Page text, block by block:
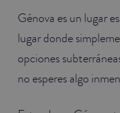
Génova es un lugar
lugar donde
opciones
no esperes algo